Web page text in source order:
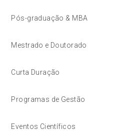
Pós-graduação & MBA
Mestrado e Doutorado
Curta Duração
Programas de Gestão
Eventos Científicos